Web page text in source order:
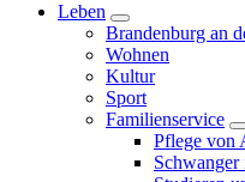
Leben
Brandenburg an
Wohnen
Kultur
Sport
Familienservice
Pflege von